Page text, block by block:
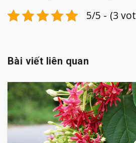
5/5 - (3
Bài viết liên quan